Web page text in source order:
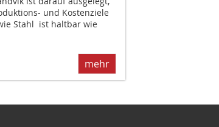
und Kostenziele
Stahl  ist haltbar wie
mehr